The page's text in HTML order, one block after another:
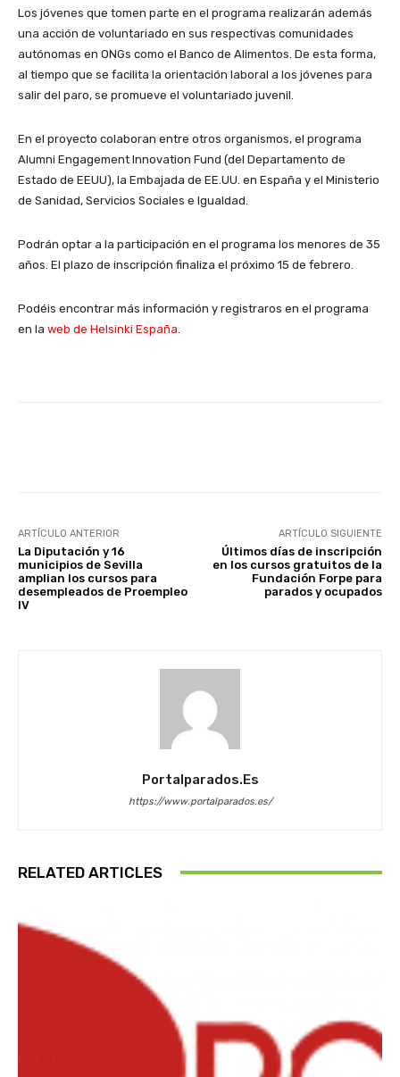
Los jóvenes que tomen parte en el programa realizarán además
una acción de voluntariado en sus respectivas comunidades
autónomas en ONGs como el Banco de Alimentos. De esta forma,
al tiempo que se facilita la orientación laboral a los jóvenes para
salir del paro, se promueve el voluntariado juvenil.
En el proyecto colaboran entre otros organismos, el programa
Alumni Engagement Innovation Fund (del Departamento de
Estado de EEUU), la Embajada de EE.UU. en España y el Ministerio
de Sanidad, Servicios Sociales e Igualdad.
Podrán optar a la participación en el programa los menores de 35
años. El plazo de inscripción finaliza el próximo 15 de febrero.
Podéis encontrar más información y registraros en el programa
en la web de Helsinki España
ARTÍCULO ANTERIOR
La Diputación y 16
municipios de Sevilla
amplian los cursos para
desempleados de Proempleo
IV
ARTÍCULO SIGUIENTE
Últimos días de inscripción
en los cursos gratuitos de la
Fundación Forpe para
parados y ocupados
Portalparados.es
https://www.portalparados.es/
RELATED ARTICLES